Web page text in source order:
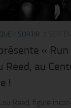
SORTIR
«
Reed, au
!
Reed, figure